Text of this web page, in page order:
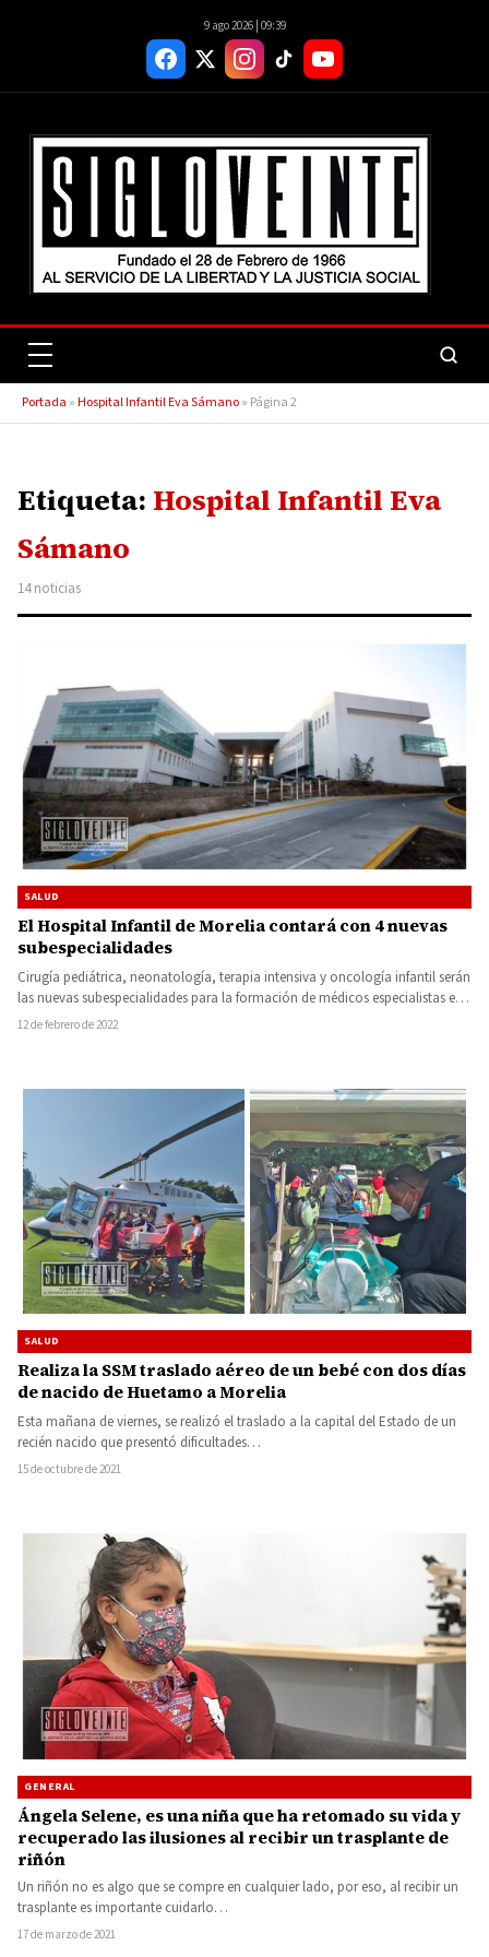
9 ago 2026 | 09:39
Portada »Hospital Infantil Eva Sámano» Página 2
Etiqueta: Hospital Infantil Eva
Sámano
14 noticias
SALUD
El Hospital Infantil de Morelia contará con 4 nuevas
subespecialidades
Cirugía pediátrica, neonatología, terapia intensiva y oncología infantil serán
las nuevas subespecialidades para la formación de médicos especialistas en
el…
12 de febrero de 2022
SALUD
Realiza la SSM traslado aéreo de un bebé con dos días
de nacido de Huetamo a Morelia
Esta mañana de viernes, se realizó el traslado a la capital del Estado de un
recién nacido que presentó dificultades…
15 de octubre de 2021
GENERAL
Ángela Selene, es una niña que ha retomado su vida y
recuperado las ilusiones al recibir un trasplante de
riñón
Un riñón no es algo que se compre en cualquier lado, por eso, al recibir un
trasplante es importante cuidarlo…
17 de marzo de 2021